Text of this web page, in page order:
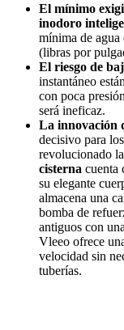
El mínimo
inodoro
mínima de agua
(libras por
El riesgo de
instantáneo
con poca
será ineficaz.
La innovación
decisivo para
revolucionado
cisterna cuenta
su elegante
almacena una
bomba de
antiguos con
Vleeo ofrece
velocidad sin
tuberías.